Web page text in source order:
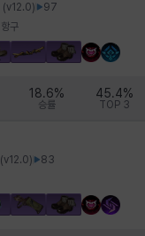
(v12.0)
97
항구
18.6%
승률
45.4%
TOP 3
(v12.0)
83